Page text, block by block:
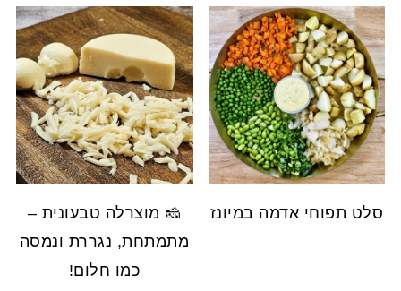
סלט תפוחי אדמה במיונז
🧀 מוצרלה טבעונית –
מתמתחת, נגררת ונמסה
כמו חלום!